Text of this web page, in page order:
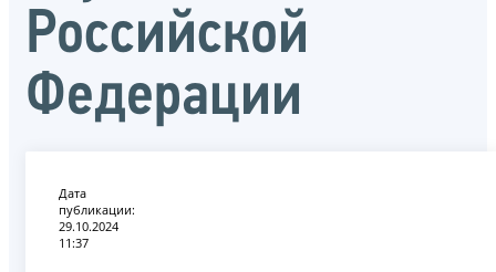
Российской
Федерации
Дата
публикации:
29.10.2024
11:37